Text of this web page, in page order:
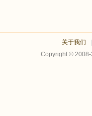
关于我们
Copyright ©